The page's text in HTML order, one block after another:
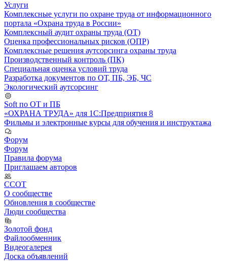
Услуги
Комплексные услуги по охране труда от информационного
портала «Охрана труда в России»
Комплексный аудит охраны труда (ОТ)
Оценка профессиональных рисков (ОПР)
Комплексные решения аутсорсинга охраны труда
Производственный контроль (ПК)
Специальная оценка условий труда
Разработка документов по ОТ, ПБ, ЭБ, ЧС
Экологический аутсорсинг
Soft по ОТ и ПБ
«ОХРАНА ТРУДА» для 1С:Предприятия 8
Фильмы и электронные курсы для обучения и инструктажа
Форум
Форум
Правила форума
Приглашаем авторов
ССОТ
О сообществе
Обновления в сообществе
Люди сообщества
Золотой фонд
Файлообменник
Видеогалерея
Доска объявлений